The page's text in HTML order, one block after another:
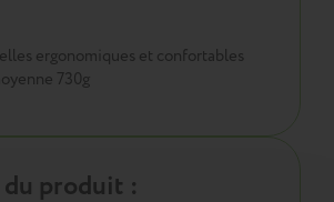
ergonomiques et confortables
730g
du produit :